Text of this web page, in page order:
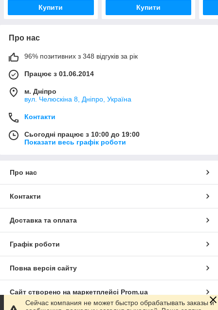
Купити Купити
Про нас
96% позитивних з 348 відгуків за рік
Працює з 01.06.2014
м. Дніпро
вул. Челюскіна 8, Дніпро, Україна
Контакти
Сьогодні працює з 10:00 до 19:00
Показати весь графік роботи
Про нас
Контакти
Доставка та оплата
Графік роботи
Повна версія сайту
Сайт створено на маркетплейсі Prom.ua
Сейчас компания не может быстро обрабатывать заказы и